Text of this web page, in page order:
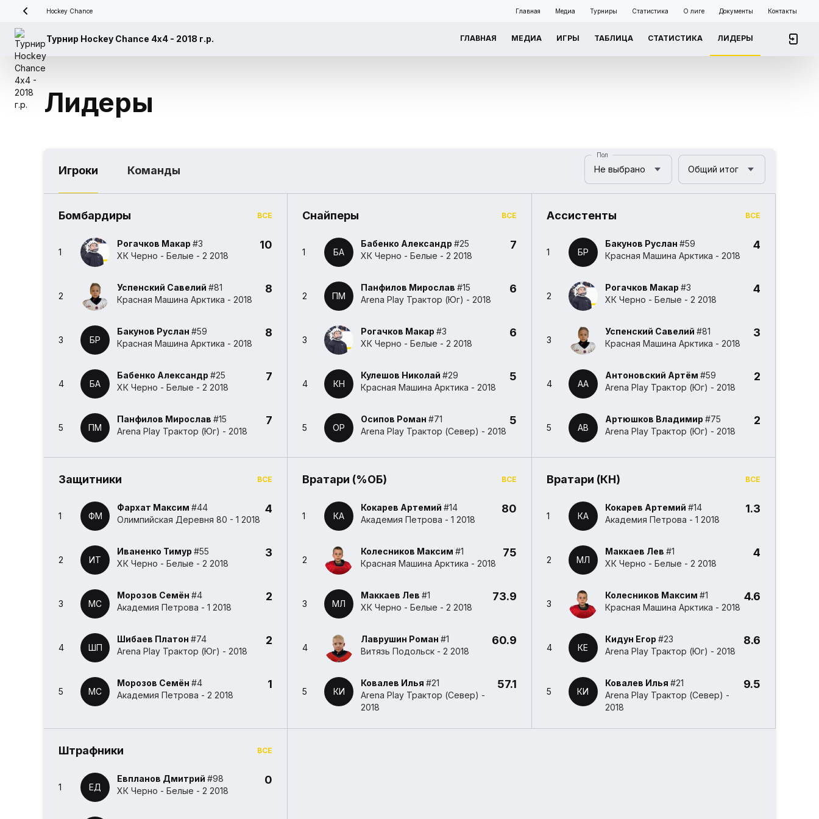
Hockey Chance Главная Медиа Турниры Статистика О лиге Документы Контакты
Турнир Hockey Chance 4х4 - 2018 г.р. ГЛАВНАЯ МЕДИА ИГРЫ ТАБЛИЦА СТАТИСТИКА ЛИДЕРЫ
Лидеры
Игроки Команды Не выбрано
Пол
Общий итог
Бомбардиры ВСЕ
1
Рогачков Макар #3
ХК Черно - Белые - 2 2018
10
2
Успенский Савелий #81
Красная Машина Арктика - 2018
8
3 БР
Бакунов Руслан #59
Красная Машина Арктика - 2018
8
4 БА
Бабенко Александр #25
ХК Черно - Белые - 2 2018
7
5 ПМ
Панфилов Мирослав #15
Arena Play Трактор (Юг) - 2018
7
Снайперы ВСЕ
1 БА
Бабенко Александр#25
ХК Черно - Белые - 2 2018
7
2 ПМ
Панфилов Мирослав#15
Arena Play Трактор (Юг) - 2018
6
3
Рогачков Макар#3
ХК Черно - Белые - 2 2018
6
4 КН
Кулешов Николай#29
Красная Машина Арктика - 2018
5
5 ОР
Осипов Роман#71
Arena Play Трактор (Север) - 2018
5
Ассистенты ВСЕ
1 БР
Бакунов Руслан #59
Красная Машина Арктика - 2018
4
2
Рогачков Макар #3
ХК Черно - Белые - 2 2018
4
3
Успенский Савелий #81
Красная Машина Арктика - 2018
3
4 АА
Антоновский Артём #59
Arena Play Трактор (Юг) - 2018
2
5 АВ
Артюшков Владимир #75
Arena Play Трактор (Юг) - 2018
2
Защитники ВСЕ
1 ФМ
Фархат Максим #44
Олимпийская Деревня 80 - 1 2018
4
2 ИТ
Иваненко Тимур #55
ХК Черно - Белые - 2 2018
3
3 МС
Морозов Семён #4
Академия Петрова - 1 2018
2
4 ШП
Шибаев Платон #74
Arena Play Трактор (Юг) - 2018
2
5 МС
Морозов Семён #4
Академия Петрова - 2 2018
1
Вратари (%ОБ) ВСЕ
1 КА
Кокарев Артемий#14
Академия Петрова - 1 2018
80
2
Колесников Максим#1
Красная Машина Арктика - 2018
75
3 МЛ
Маккаев Лев#1
ХК Черно - Белые - 2 2018
73.9
4
Лаврушин Роман#1
Витязь Подольск - 2 2018
60.9
5 КИ
Ковалев Илья#21
Arena Play Трактор (Север) -
2018
57.1
Вратари (КН) ВСЕ
1 КА
Кокарев Артемий #14
Академия Петрова - 1 2018
1.3
2 МЛ
Маккаев Лев #1
ХК Черно - Белые - 2 2018
4
3
Колесников Максим #1
Красная Машина Арктика - 2018
4.6
4 КЕ
Кидун Егор #23
Arena Play Трактор (Юг) - 2018
8.6
5 КИ
Ковалев Илья #21
Arena Play Трактор (Север) -
2018
9.5
Штрафники ВСЕ
1 ЕД
Евпланов Дмитрий #98
ХК Черно - Белые - 2 2018
0